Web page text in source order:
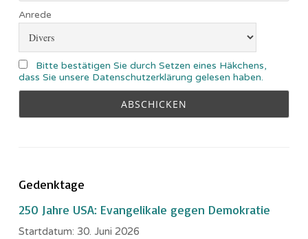
Anrede
Bitte bestätigen Sie durch Setzen eines Häkchens,
dass Sie unsere Datenschutzerklärung gelesen haben.
Gedenktage
250 Jahre USA: Evangelikale gegen Demokratie
Startdatum: 30. Juni 2026